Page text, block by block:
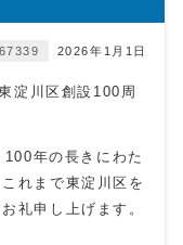
2026年1月1日
淀川区創設100周
年の長きにわた
れまで東淀川区を
礼申し上げます。